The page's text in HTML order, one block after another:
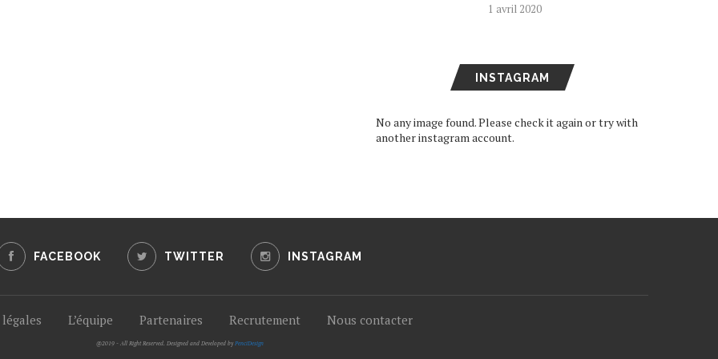
1 avril 2020
INSTAGRAM
No any image found. Please check it again or try with
another instagram account.
FACEBOOK TWITTER INSTAGRAM
L’équipe Partenaires Recrutement Nous contacter
@2019 - All Right Reserved. Designed and Developed by PenciDesign